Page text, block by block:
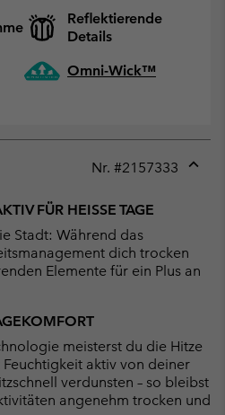
Reflektierende
Details
Omni-Wick™
Nr. #2157333
FÜR HEISSE TAGE
Stadt: Während das
dich trocken
Elemente für ein Plus an
meisterst du die Hitze
aktiv von deiner
verdunsten – so bleibst
angenehm trocken und